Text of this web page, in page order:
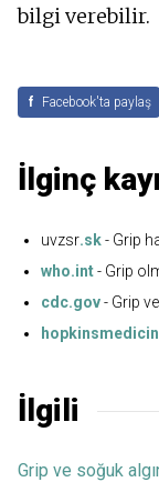
bilgi verebilir.
f Facebook'ta paylaş
İlginç
uvzsr.sk- Grip
who.int- Grip
cdc.gov- Grip
İlgili
Grip ve soğuk